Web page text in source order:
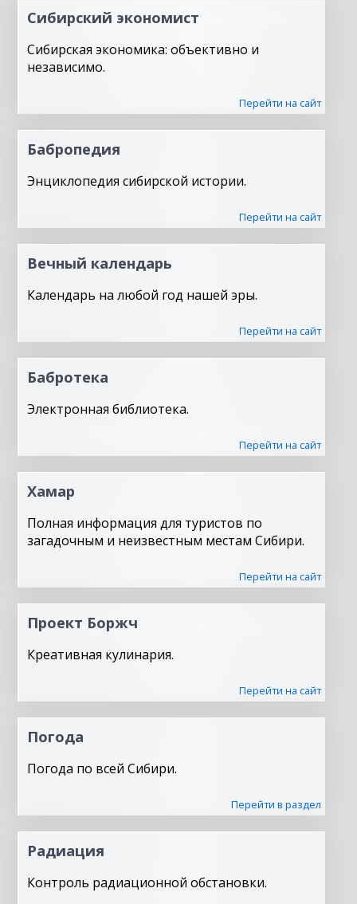
Сибирский экономист
Сибирская экономика: объективно и
независимо.
Перейти на сайт
Бабропедия
Энциклопедия сибирской истории.
Перейти на сайт
Вечный календарь
Календарь на любой год нашей эры.
Перейти на сайт
Бабротека
Электронная библиотека.
Перейти на сайт
Хамар
Полная информация для туристов по
загадочным и неизвестным местам Сибири.
Перейти на сайт
Проект Боржч
Креативная кулинария.
Перейти на сайт
Погода
Погода по всей Сибири.
Перейти в раздел
Радиация
Контроль радиационной обстановки.